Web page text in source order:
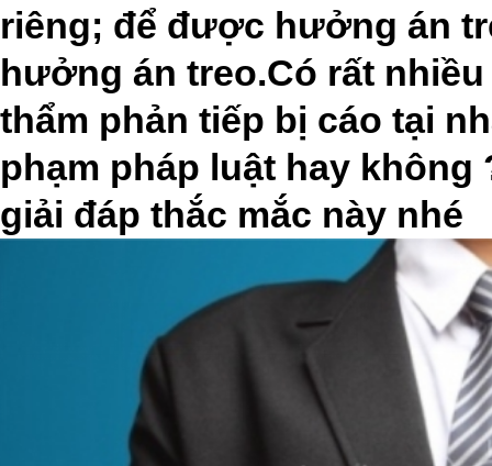
riêng; để được hưởng án
hưởng án treo.Có rất
thẩm phản tiếp bị cáo tại
phạm pháp luật hay không
giải đáp thắc mắc này nhé